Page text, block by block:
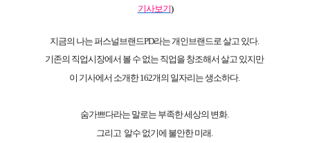
기사보기)
지금의 나는퍼스널브랜드PD라는 개인브랜드로 살고 있다.
기존의 직업시장에서 볼 수 없는 직업을 창조해서 살고 있지만
이 기사에서 소개한 162개의 일자리는 생소하다.
숨가쁘다라는 말로는 부족한 세상의 변화.
그리고 알수 없기에 불안한 미래.